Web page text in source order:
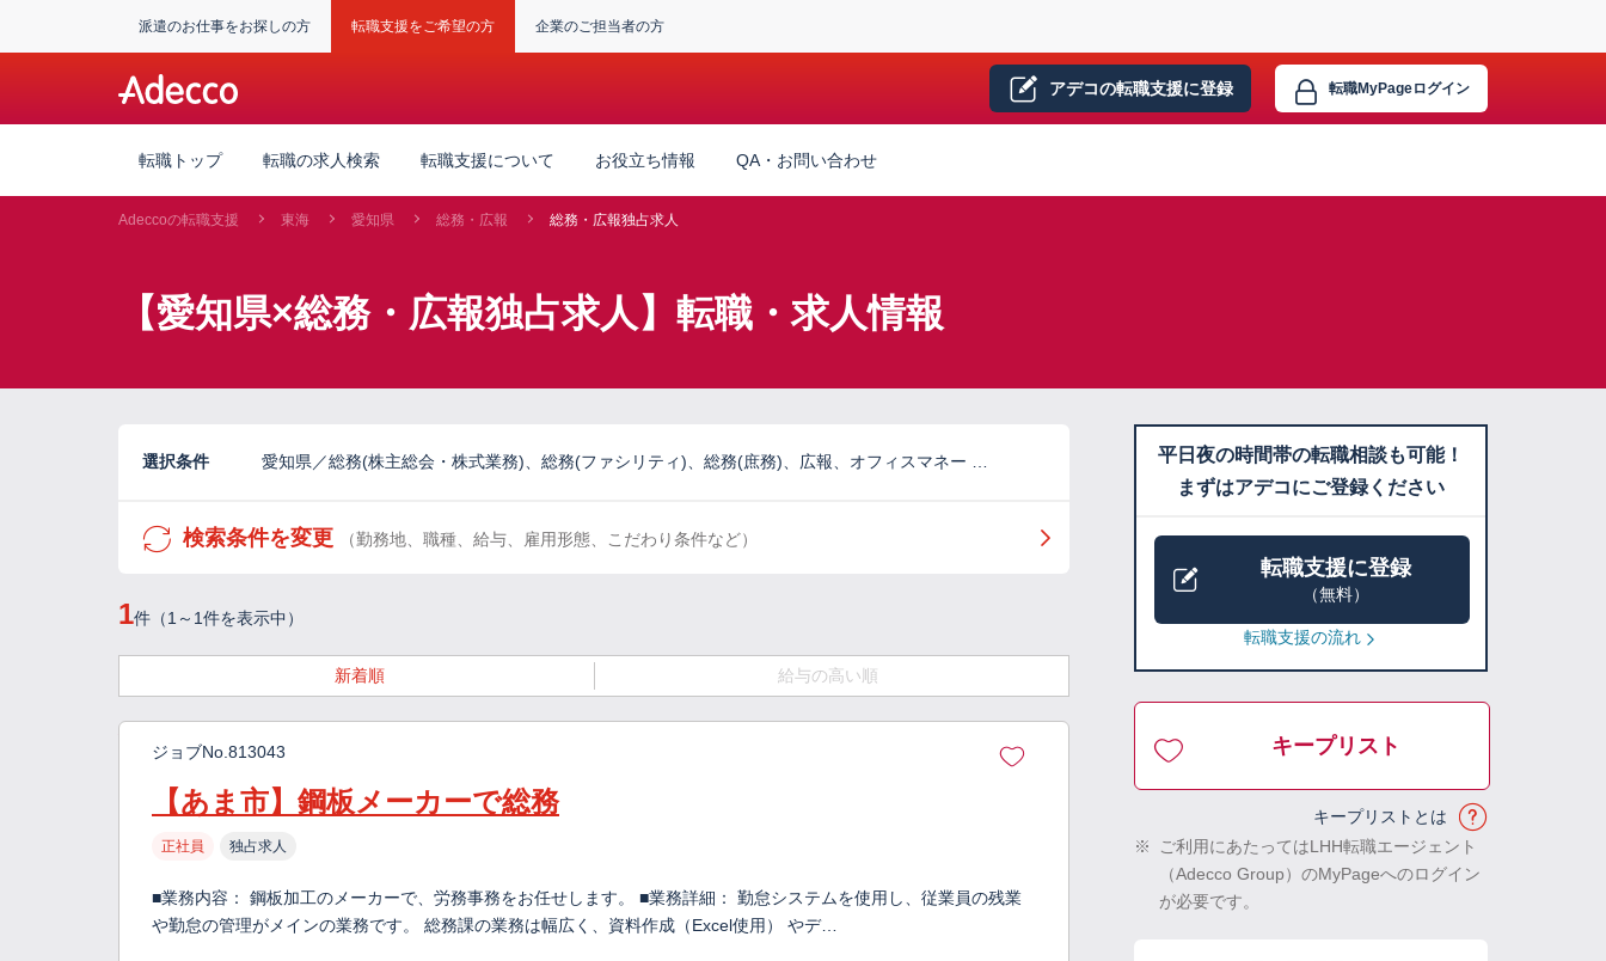
派遣のお仕事をお探しの方 転職支援をご希望の方 企業のご担当者の方
アデコの転職支援に登録 転職MyPageログイン
転職トップ 転職の求人検索 転職支援について お役立ち情報 QA・お問い合わせ
Adeccoの転職支援 東海 愛知県 総務・広報 総務・広報独占求人
【愛知県×総務・広報独占求人】転職・求人情報
選択条件 愛知県／総務(株主総会・株式業務)、総務(ファシリティ)、総務(庶務)、広報、オフィスマネー …
検索条件を変更 （勤務地、職種、給与、雇用形態、こだわり条件など）
1件（1～1件を表示中）
新着順 給与の高い順
ジョブNo.813043
【あま市】鋼板メーカーで総務
正社員 独占求人
■業務内容： 鋼板加工のメーカーで、労務事務をお任せします。 ■業務詳細： 勤怠システムを使用し、従業員の残業
や勤怠の管理がメインの業務です。 総務課の業務は幅広く、資料作成（Excel使用） やデ…
平日夜の時間帯の転職相談も可能！
まずはアデコにご登録ください
転職支援に登録
（無料）
転職支援の流れ
キープリスト
キープリストとは
※
ご利用にあたってはLHH転職エージェント
（Adecco Group）のMyPageへのログイン
が必要です。